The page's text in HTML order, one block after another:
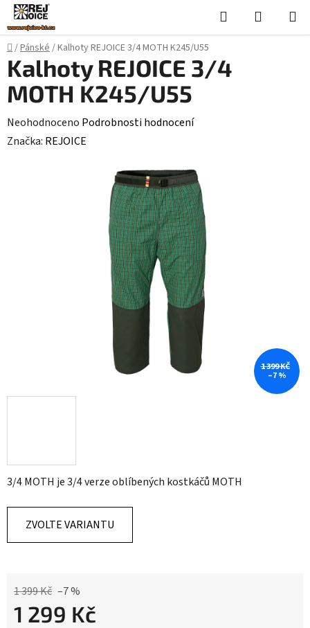
Přejít
na
obsah
Hledat
KOŠÍK
Domů
/Pánské/Kalhoty REJOICE 3/4 MOTH K245/U55
3/4 MOTH je 3/4 verze oblíbených kostkáčů MOTH
ZVOLTE VARIANTU
1 399 Kč –7 %
1 299 Kč
Kalhoty REJOICE 3/4
MOTH K245/U55
Průměrné
hodnocení
Neohodnoceno Podrobnosti hodnocení
Značka: REJOICE
1 399 KČ
–7 %